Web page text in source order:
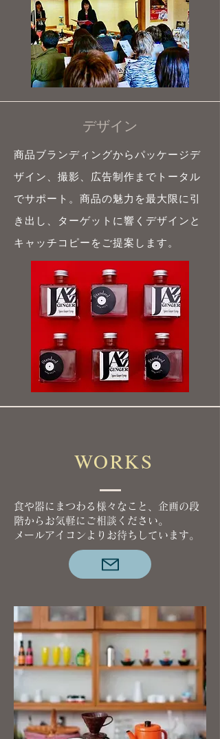
デザイン
商品ブランディングからパッケージデ
ザイン、撮影、広告制作までトータル
でサポート。商品の魅力を最大限に引
き出し、ターゲットに響くデザインと
キャッチコピーをご提案します。
WORKS
食や器にまつわる様々なこと、企画の段
階からお気軽にご相談ください。
メールアイコンよりお待ちしています。